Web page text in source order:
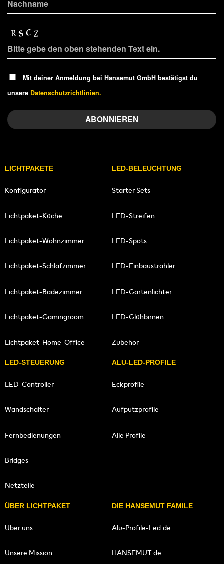
Mit deiner Anmeldung bei Hansemut GmbH bestätigst du
unsere Datenschutzrichtlinien.
LICHTPAKETE
Konfigurator
Lichtpaket-Küche
Lichtpaket-Wohnzimmer
Lichtpaket-Schlafzimmer
Lichtpaket-Badezimmer
Lichtpaket-Gamingroom
Lichtpaket-Home-Office
LED-BELEUCHTUNG
Starter Sets
LED-Streifen
LED-Spots
LED-Einbaustrahler
LED-Gartenlichter
LED-Glühbirnen
Zubehör
LED-STEUERUNG
LED-Controller
Wandschalter
Fernbedienungen
Bridges
Netzteile
ALU-LED-PROFILE
Eckprofile
Aufputzprofile
Alle Profile
ÜBER LICHTPAKET
Über uns
Unsere Mission
DIE HANSEMUT FAMILE
Alu-Profile-Led.de
HANSEMUT.de